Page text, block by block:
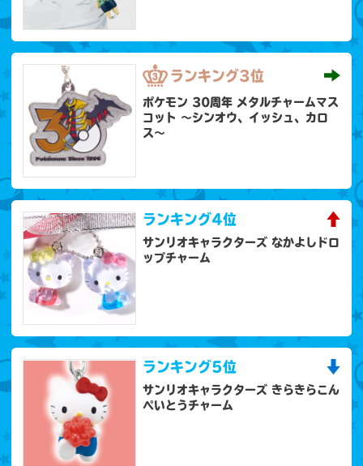
ランキング3位
ポケモン 30周年 メタルチャームマス
コット 〜シンオウ、イッシュ、カロ
ス〜
ランキング4位
サンリオキャラクターズ なかよしドロ
ップチャーム
ランキング5位
サンリオキャラクターズ きらきらこん
ぺいとうチャーム